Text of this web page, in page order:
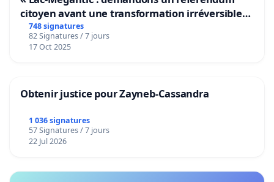
citoyen avant une transformation irréversible
de notre territoire »
748 signatures
82 Signatures / 7 jours
17 Oct 2025
Obtenir justice pour Zayneb-Cassandra
1 036 signatures
57 Signatures / 7 jours
22 Jul 2026